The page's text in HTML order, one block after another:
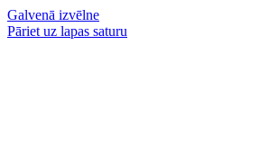
Galvenā izvēlne
Pāriet uz lapas saturu